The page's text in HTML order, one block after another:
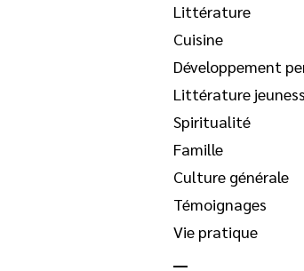
Littérature
Cuisine
Développement
Littérature
Spiritualité
Famille
Culture générale
Témoignages
Vie pratique